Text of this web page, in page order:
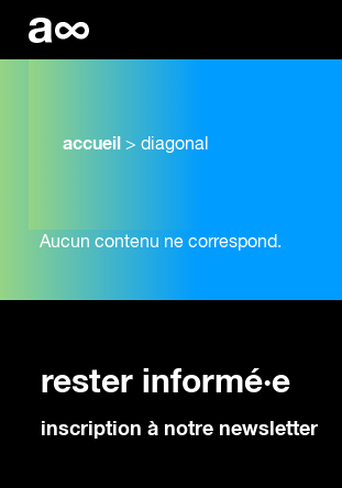
accueil > diagonal
Aucun contenu ne correspond.
rester informé·e
inscription à notre newsletter